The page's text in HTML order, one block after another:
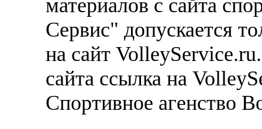
материалов с сайта
Сервис" допускается
на сайт
сайта ссылка на
Спортивное агенство